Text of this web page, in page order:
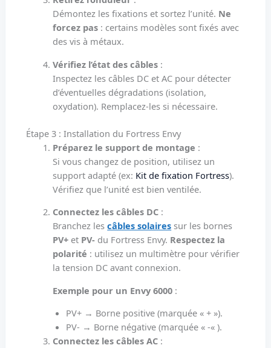
Démontez les fixations et sortez l’unité. Ne
forcez pas : certains modèles sont fixés avec
des vis à métaux.
Vérifiez l’état des câbles :
Inspectez les câbles DC et AC pour détecter
d’éventuelles dégradations (isolation,
oxydation). Remplacez-les si nécessaire.
Étape 3 : Installation du Fortress Envy
Préparez le support de montage :
Si vous changez de position, utilisez un
support adapté (ex: Kit de fixation Fortress).
Vérifiez que l’unité est bien ventilée.
Connectez les câbles DC :
Branchez lescâbles solaires sur les bornes
PV+ et PV- du Fortress Envy. Respectez la
polarité : utilisez un multimètre pour vérifier
la tension DC avant connexion.
Exemple pour un Envy 6000 :
PV+ → Borne positive (marquée « + »).
PV- → Borne négative (marquée « -« ).
Connectez les câbles AC :